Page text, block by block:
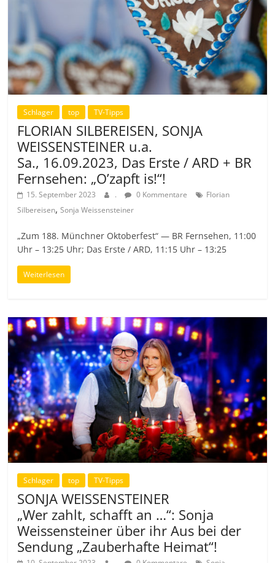
Schlager top TV-Tipps
FLORIAN SILBEREISEN, SONJA
WEISSENSTEINER u.a.
Sa., 16.09.2023, Das Erste / ARD + BR
Fernsehen: „O’zapft is!“!
15. September 2023 . 0 Kommentare
Florian
Silbereisen,Sonja Weissensteiner
„Zum 188. Münchner Oktoberfest“ — BR Fernsehen, 11:00
Uhr – 13:25 Uhr; Das Erste / ARD, 11:15 Uhr – 13:25
Weiterlesen
Schlager top TV-Tipps
SONJA WEISSENSTEINER
„Wer zahlt, schafft an …“: Sonja
Weissensteiner über ihr Aus bei der
Sendung „Zauberhafte Heimat“!